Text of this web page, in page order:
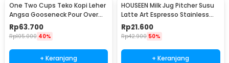
One Two Cups Teko Kopi Leher
Angsa Gooseneck Pour Over
Drip Kettle 350ml - AA049
Rp63.700
Rp105.000 40%
+ Keranjang
HOUSEEN Milk Jug Pitcher Susu
Latte Art Espresso Stainless
Steel 90ml - DL060
Rp21.600
Rp42.900 50%
+ Keranjang